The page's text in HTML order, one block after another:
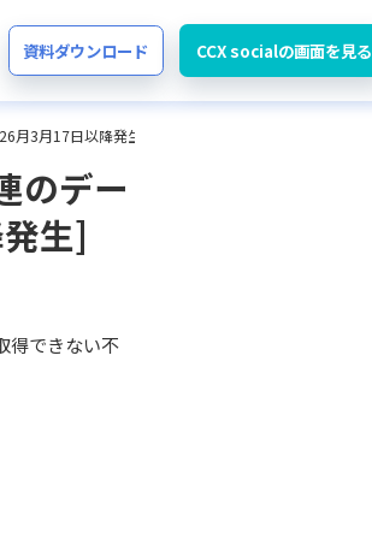
資料ダウンロード CCX socialの画面を見る
月3月17日以降発生]
のデー
生]
得できない不